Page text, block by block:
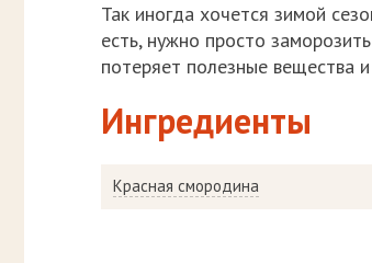
Так иногда хочется зимой
есть, нужно просто
потеряет полезные вещества
Ингредиенты
Красная смородина